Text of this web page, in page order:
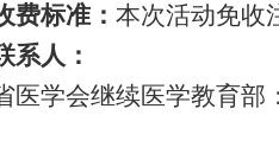
费标准： 本次活动免收
系人 ：
医学会继续医学教育部 ：